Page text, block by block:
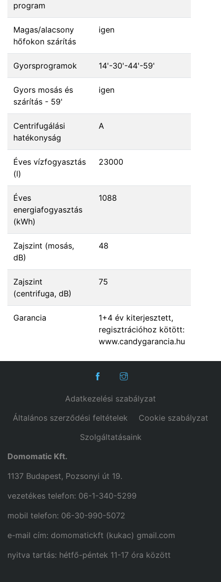
program
Magas/alacsony
hőfokon szárítás
igen
Gyorsprogramok 14'-30'-44'-59'
Gyors mosás és
szárítás - 59'
igen
Centrifugálási
hatékonyság
A
Éves vízfogyasztás
(l)
23000
Éves
energiafogyasztás
(kWh)
1088
Zajszint (mosás,
dB)
48
Zajszint
(centrifuga, dB)
75
Garancia
1+4 év kiterjesztett,
regisztrációhoz kötött:
www.candygarancia.hu
Adatkezelési szabályzat
Általános szerződési feltételek
Cookie szabályzat
Szolgáltatásaink
Domomatic Kft.
1137 Budapest, Pozsonyi út 19.
vezetékes telefon: 06-1-340-5299
mobil telefon: 06-30-990-5072
e-mail cím: domomatickft (kukac) gmail.com
nyitva tartás: hétfő-péntek 11-17 óra között